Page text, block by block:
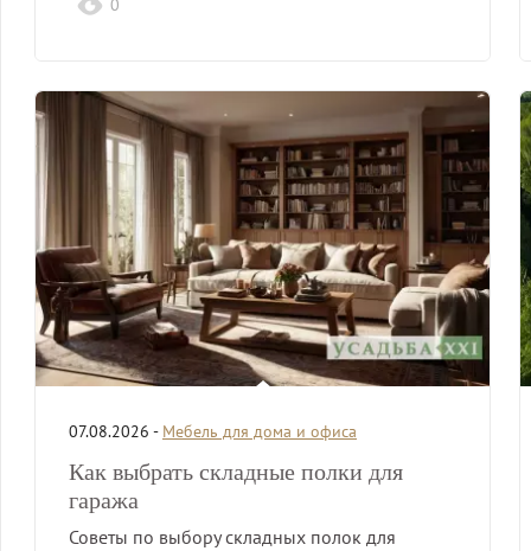
07.08.2026 - Мебель для дома и офиса
Как выбрать складные полки для
гаража
Советы по выбору складных полок для